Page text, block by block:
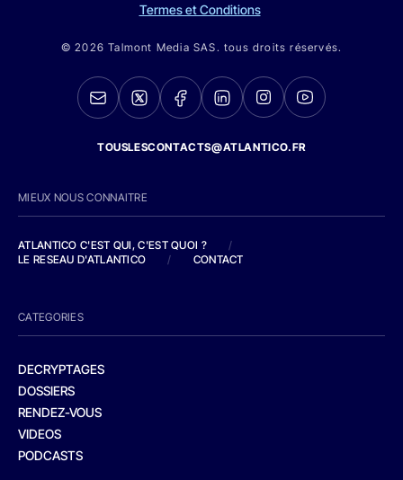
Termes et Conditions
© 2026 Talmont Media SAS. tous droits réservés.
TOUSLESCONTACTS@ATLANTICO.FR
MIEUX NOUS CONNAITRE
ATLANTICO C'EST QUI, C'EST QUOI ?
/
LE RESEAU D'ATLANTICO
/ CONTACT
CATEGORIES
DECRYPTAGES
DOSSIERS
RENDEZ-VOUS
VIDEOS
PODCASTS